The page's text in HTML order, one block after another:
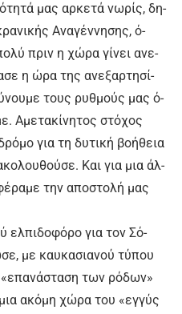
μας αρ­κε­τά νω­ρίς, δη­
Α­να­γέν­νη­σης, ό­
πριν η χώ­ρα γί­νει α­νε­
η ώ­ρα της α­νε­ξαρ­τη­σί­
τους ρυθ­μούς μας ό­
Α­με­τα­κί­νη­τος στό­χος
για τη δυ­τι­κή βο­ή­θεια
Και για μια άλ­
την α­πο­στο­λή μας
ελ­πι­δο­φό­ρο για τον Σό­
με καυ­κα­σια­νού τύ­που
των ρό­δων»
α­κό­μη χώ­ρα του «εγ­γύς